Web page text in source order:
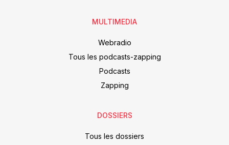
MULTIMEDIA
Webradio
Tous les podcasts-zapping
Podcasts
Zapping
DOSSIERS
Tous les dossiers